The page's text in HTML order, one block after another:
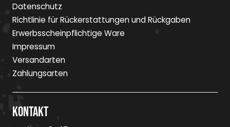
Datenschutz
Richtlinie für Rückerstattungen und Rückgaben
Erwerbsscheinpflichtige Ware
Impressum
Versandarten
Zahlungsarten
Kontakt